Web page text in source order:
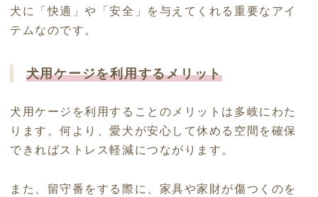
犬に「快適」や「安全」を与えてくれる重要なアイ
テムなのです。
犬用ケージを利用するメリット
犬用ケージを利用することのメリットは多岐にわた
ります。何より、愛犬が安心して休める空間を確保
できればストレス軽減につながります。
また、留守番をする際に、家具や家財が傷つくのを